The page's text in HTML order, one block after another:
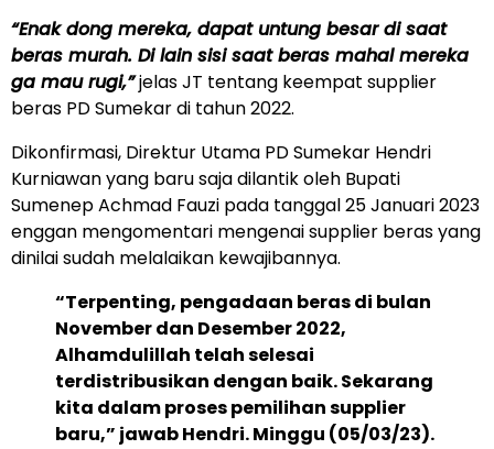
“Enak dong mereka, dapat untung besar di saat
beras murah. Di lain sisi saat beras mahal mereka
ga mau rugi,”jelas JT tentang keempat supplier
beras PD Sumekar di tahun 2022.
Dikonfirmasi, Direktur Utama PD Sumekar Hendri
Kurniawan yang baru saja dilantik oleh Bupati
Sumenep Achmad Fauzi pada tanggal 25 Januari 2023
enggan mengomentari mengenai supplier beras yang
dinilai sudah melalaikan kewajibannya.
“Terpenting, pengadaan beras di bulan
November dan Desember 2022,
Alhamdulillah telah selesai
terdistribusikan dengan baik. Sekarang
kita dalam proses pemilihan supplier
baru,” jawab Hendri. Minggu (05/03/23).